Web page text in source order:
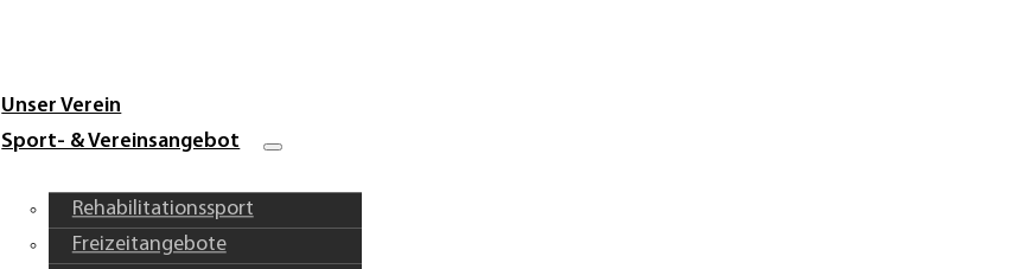
Unser Verein
Sport- & Vereinsangebot
Rehabilitationssport
Freizeitangebote